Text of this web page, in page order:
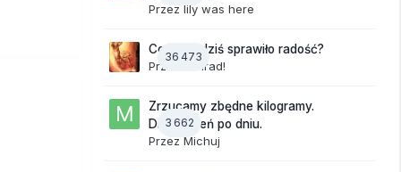
Przez lily was here
36 473
Co Wam dziś sprawiło radość?
Przez
Konrad!
3 662
Zrzucamy zbędne kilogramy.
Dieta dzień po dniu.
Przez Michuj